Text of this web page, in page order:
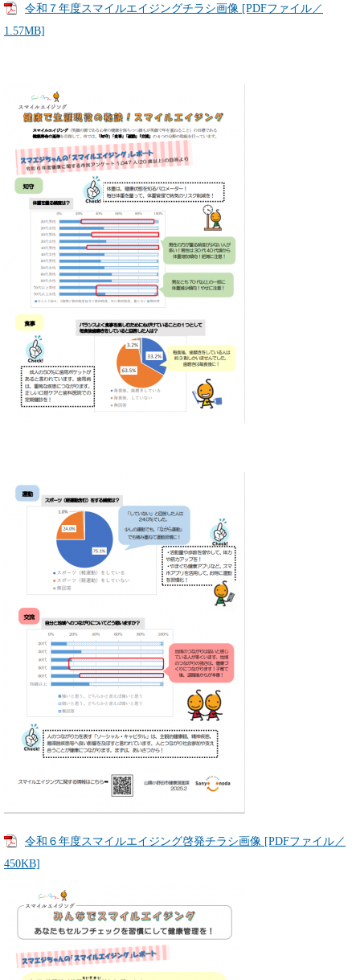
令和７年度スマイルエイジングチラシ画像 [PDFファイル／
1.57MB]
令和６年度スマイルエイジング啓発チラシ画像 [PDFファイル／
450KB]